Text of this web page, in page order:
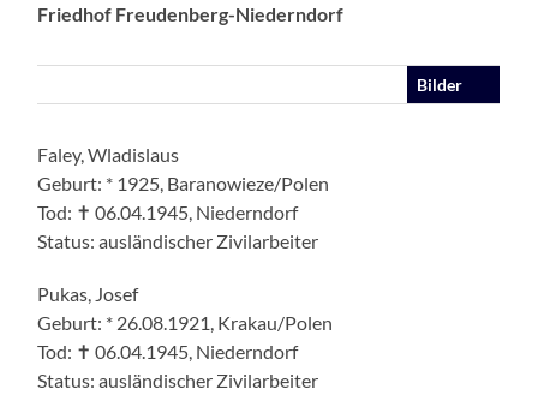
Friedhof Freudenberg-Niederndorf
Bilder
Faley, Wladislaus
Geburt: * 1925, Baranowieze/Polen
Tod: ✝ 06.04.1945, Niederndorf
Status: ausländischer Zivilarbeiter
Pukas, Josef
Geburt: * 26.08.1921, Krakau/Polen
Tod: ✝ 06.04.1945, Niederndorf
Status: ausländischer Zivilarbeiter